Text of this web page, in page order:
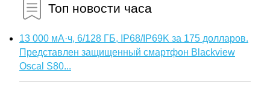
Топ новости часа
13 000 мА·ч, 6/128 ГБ, IP68/IP69K за 175 долларов.
Представлен защищенный смартфон Blackview
Oscal S80...